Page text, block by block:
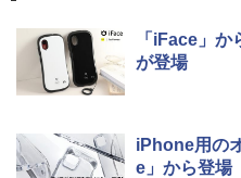
「iFace」
が登場
iPhone用の
e」から登場